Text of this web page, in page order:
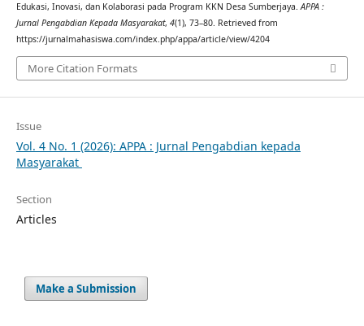
Edukasi, Inovasi, dan Kolaborasi pada Program KKN Desa Sumberjaya.APPA :
Jurnal Pengabdian Kepada Masyarakat, 4(1), 73–80. Retrieved from
https://jurnalmahasiswa.com/index.php/appa/article/view/4204
More Citation Formats
Issue
Vol. 4 No. 1 (2026): APPA : Jurnal Pengabdian kepada
Masyarakat
Section
Articles
Make a Submission